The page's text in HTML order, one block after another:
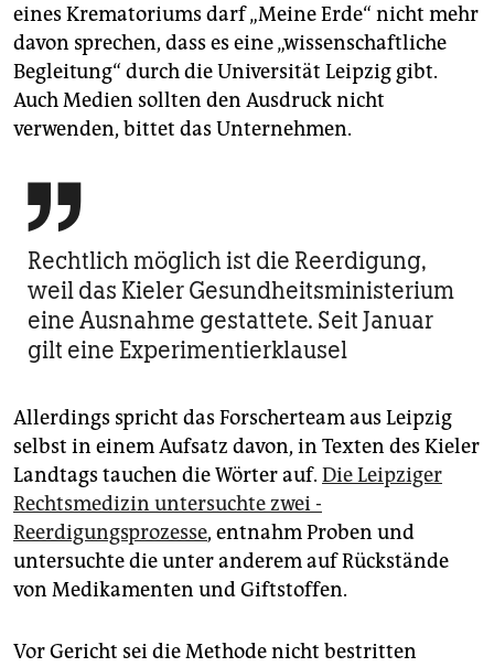
eines Krematoriums darf „Meine Erde“ nicht mehr
davon sprechen, dass es eine „wissenschaftliche
Begleitung“ durch die Universität Leipzig gibt.
Auch Medien sollten den Ausdruck nicht
verwenden, bittet das Unternehmen.

Rechtlich möglich ist die Reerdigung,
weil das Kieler Gesundheits­ministerium
eine Ausnahme gestattete. Seit Januar
gilt eine Experimentierklausel
Allerdings spricht das Forscherteam aus Leipzig
selbst in einem Aufsatz davon, in Texten des Kieler
Landtags tauchen die Wörter auf. Die Leipziger
Rechtsmedizin untersuchte zwei ­
Reerdigungsprozesse, entnahm Proben und
untersuchte die unter anderem auf Rückstände
von Medikamenten und Giftstoffen.
Vor Gericht sei die Methode nicht bestritten